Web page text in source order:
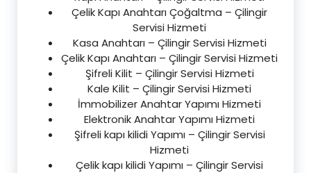
Çelik Kapı Anahtarı Çoğaltma – Çilingir
Servisi Hizmeti
Kasa Anahtarı – Çilingir Servisi Hizmeti
Çelik Kapı Anahtarı – Çilingir Servisi Hizmeti
Şifreli Kilit – Çilingir Servisi Hizmeti
Kale Kilit – Çilingir Servisi Hizmeti
İmmobilizer Anahtar Yapımı Hizmeti
Elektronik Anahtar Yapımı Hizmeti
Şifreli kapı kilidi Yapımı – Çilingir Servisi
Hizmeti
Çelik kapı kilidi Yapımı – Çilingir Servisi